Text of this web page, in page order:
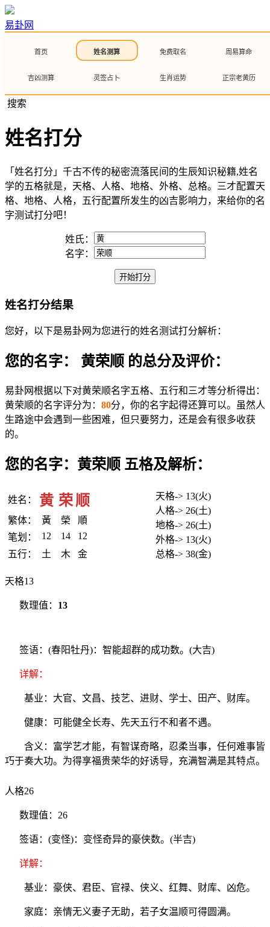
易卦网
首页 姓名测算 免费取名 周易算命
吉凶测算 灵签占卜 生肖运势 正宗老黄历
搜索
姓名打分
「姓名打分」千古不传的秘密流落民间的生辰知识秘籍,姓名
学的五格就是，天格、人格、地格、外格、总格。三才配置天
格、地格、人格，五行配置所发生的凶吉影响力，来给你的名
字测试打分吧！
姓氏：
名字：
姓名打分结果
您好，以下是易卦网为您进行的姓名测试打分解析：
您的名字： 黄荣顺 的总分及评价：
易卦网根据以下对黄荣顺名字五格、五行和三才等分析得出：
黄荣顺的名字评分为： 80分，你的名字起得还算可以。虽然人
生路途中会遇到一些困难，但只要努力，还是会有很多收获
的。
您的名字：黄荣顺 五格及解析：
姓名： 黄 荣顺
繁体： 黃 榮
順
笔划：
12 14
12
五行：
土 木 金
天格-> 13(火)
人格-> 26(土)
地格-> 26(土)
外格-> 13(火)
总格-> 38(金)
天格13
数理值： 13
签语：(春阳牡丹)：智能超群的成功数。(大吉)
详解：
基业：大官、文昌、技艺、进财、学士、田产、财库。
健康：可能健全长寿、先天五行不和者不遇。
含义：富学艺才能，有智谋奇略，忍柔当事，任何难事皆
巧于奏大功。为得享福贵荣华的好诱导，充满智满是其特点。
人格26
数理值：26
签语：(变怪)：变怪奇异的豪侠数。(半吉)
详解：
基业：豪侠、君臣、官禄、侠义、红舞、财库、凶危。
家庭：亲情无义妻子无助，若子女温顺可得圆满。